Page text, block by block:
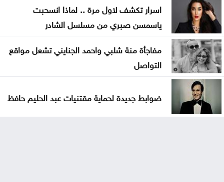
اسرار تكشف لاول مرة .. لماذا انسحبت
ياسمسن صبري من مسلسل الشادر
مفاجأة منة شلبي واحمد الجنايني تشعل مواقع
التواصل
ضوابط جديدة لحماية مقتنيات عبد الحليم حافظ